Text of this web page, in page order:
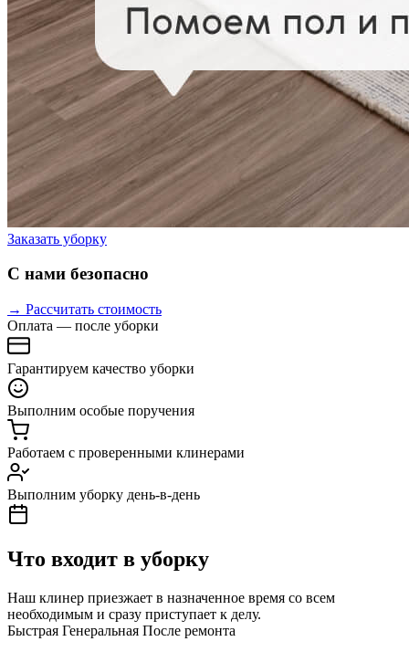
Заказать уборку
С нами безопасно
→ Рассчитать стоимость
Оплата — после уборки
Гарантируем качество уборки
Выполним особые поручения
Работаем с проверенными клинерами
Выполним уборку день-в-день
Что входит в уборку
Наш клинер приезжает в назначенное время со всем
необходимым и сразу приступает к делу.
Быстрая Генеральная После ремонта